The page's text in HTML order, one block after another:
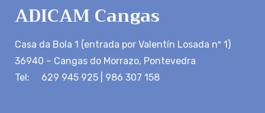
ADICAM Cangas
Casa da Bola 1 (entrada por Valentín Losada nº 1)
36940 – Cangas do Morrazo, Pontevedra
Tel: 629 945 925 | 986 307 158